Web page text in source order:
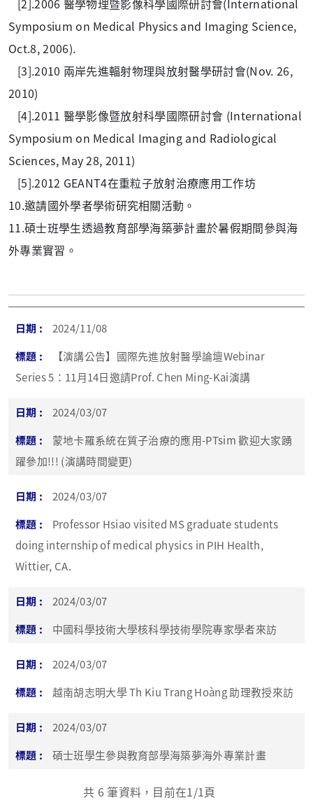
[2].2006 醫學物理暨影像科學國際研討會(International
Symposium on Medical Physics and Imaging Science,
Oct.8, 2006).
[3].2010 兩岸先進輻射物理與放射醫學研討會(Nov. 26,
2010)
[4].2011 醫學影像暨放射科學國際研討會 (International
Symposium on Medical Imaging and Radiological
Sciences, May 28, 2011)
[5].2012 GEANT4在重粒子放射治療應用工作坊
10.邀請國外學者學術研究相關活動。
11.碩士班學生透過教育部學海築夢計畫於暑假期間參與海
外專業實習。
2024/11/08
【演講公告】國際先進放射醫學論壇Webinar
Series 5：11月14日邀請Prof. Chen Ming-Kai演講
2024/03/07
蒙地卡羅系統在質子治療的應用-PTsim 歡迎大家踴
躍參加!!! (演講時間變更)
2024/03/07
Professor Hsiao visited MS graduate students
doing internship of medical physics in PIH Health,
Wittier, CA.
2024/03/07
中國科學技術大學核科學技術學院專家學者來訪
2024/03/07
越南胡志明大學 Th Kiu Trang Hoàng 助理教授來訪
2024/03/07
碩士班學生參與教育部學海築夢海外專業計畫
共 6 筆資料，目前在1/1頁